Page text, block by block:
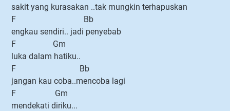
sakit yang kurasakan ..tak mungkin terhapuskan
F Bb
engkau sendiri.. jadi penyebab
F Gm
luka dalam hatiku..
F Bb
jangan kau coba..mencoba lagi
F Gm
mendekati diriku...